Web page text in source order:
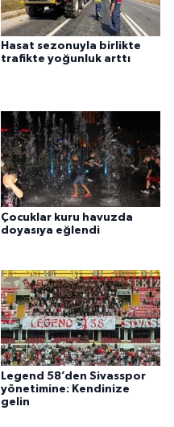
Hasat sezonuyla birlikte
trafikte yoğunluk arttı
Çocuklar kuru havuzda
doyasıya eğlendi
Legend 58’den Sivasspor
yönetimine: Kendinize
gelin